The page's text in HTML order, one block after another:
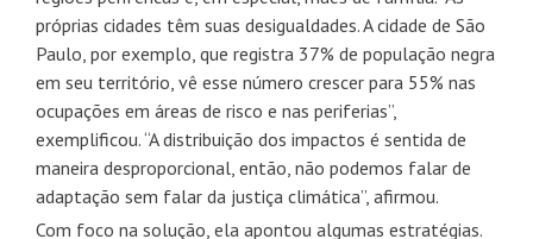
próprias cidades têm suas desigualdades. A cidade de São
Paulo, por exemplo, que registra 37% de população negra
em seu território, vê esse número crescer para 55% nas
ocupações em áreas de risco e nas periferias”,
exemplificou. “A distribuição dos impactos é sentida de
maneira desproporcional, então, não podemos falar de
adaptação sem falar da justiça climática”, afirmou.
Com foco na solução, ela apontou algumas estratégias.